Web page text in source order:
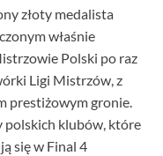
złoty medalista
właśnie
Polski po raz
Ligi Mistrzów, z
prestiżowym gronie.
polskich klubów, które
się w Final 4